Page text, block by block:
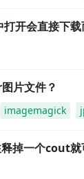
开会直接下
片文件？
imagemagick
掉一个cout就